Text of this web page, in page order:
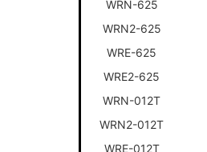
WRN-625
WRN2-625
WRE-625
WRE2-625
WRN-012T
WRN2-012T
WRE-012T